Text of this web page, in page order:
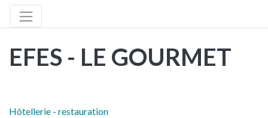
EFES - LE GOURMET
Hôtellerie - restauration